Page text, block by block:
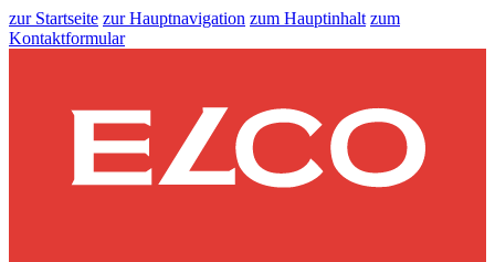
zur Startseite zur Hauptnavigation zum Hauptinhalt zum
Kontaktformular